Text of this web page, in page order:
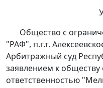
Общество с
"РАФ", п.г.т.
Арбитражный суд
заявлением к
ответственностью